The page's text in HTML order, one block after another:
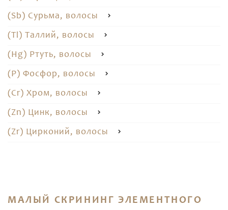
(Sb) Сурьма, волосы
(Tl) Таллий, волосы
(Hg) Ртуть, волосы
(P) Фосфор, волосы
(Cr) Хром, волосы
(Zn) Цинк, волосы
(Zr) Цирконий, волосы
МАЛЫЙ СКРИНИНГ ЭЛЕМЕНТНОГО